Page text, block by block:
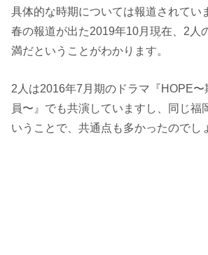
具体的な時期については報道されてい
春の報道が出た2019年10月現在、2人
満だということがわかります。
2人は2016年7月期のドラマ『HOPE
員〜』でも共演していますし、同じ福
いうことで、共通点も多かったのでし